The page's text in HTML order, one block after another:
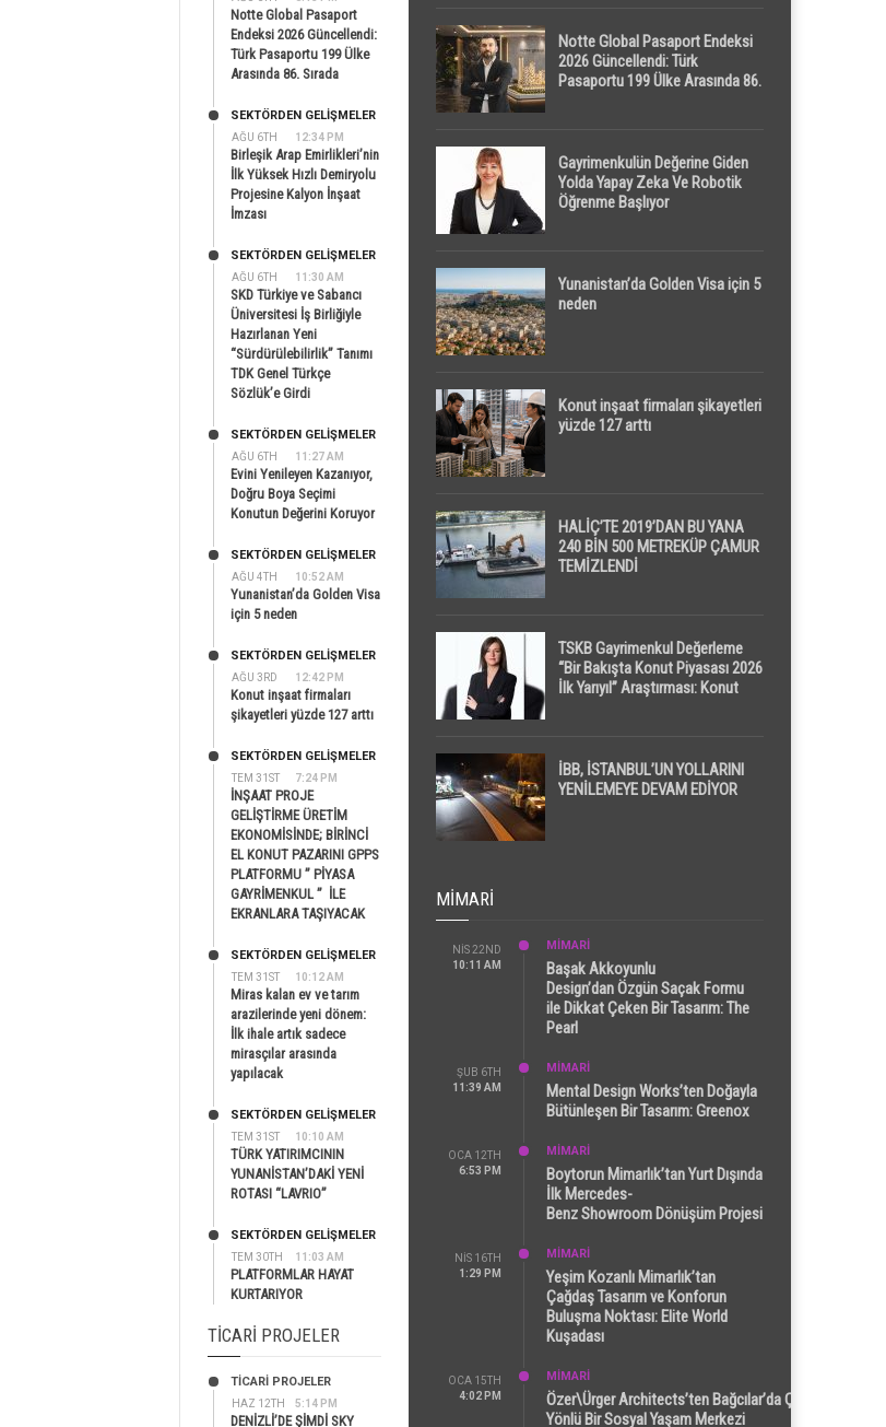
Notte Global Pasaport
Endeksi 2026 Güncellendi:
Türk Pasaportu 199 Ülke
Arasında 86. Sırada
AĞU 6TH 12:34 PM
SEKTÖRDEN GELIŞMELER
Birleşik Arap Emirlikleri’nin
İlk Yüksek Hızlı Demiryolu
Projesine Kalyon İnşaat
İmzası
AĞU 6TH 11:30 AM
SEKTÖRDEN GELIŞMELER
SKD Türkiye ve Sabancı
Üniversitesi İş Birliğiyle
Hazırlanan Yeni
“Sürdürülebilirlik” Tanımı
TDK Genel Türkçe
Sözlük’e Girdi
AĞU 6TH 11:27 AM
SEKTÖRDEN GELIŞMELER
Evini Yenileyen Kazanıyor,
Doğru Boya Seçimi
Konutun Değerini Koruyor
AĞU 4TH 10:52 AM
SEKTÖRDEN GELIŞMELER
Yunanistan’da Golden Visa
için 5 neden
AĞU 3RD 12:42 PM
SEKTÖRDEN GELIŞMELER
Konut inşaat firmaları
şikayetleri yüzde 127 arttı
TEM 31ST 7:24 PM
SEKTÖRDEN GELIŞMELER
İNŞAAT PROJE
GELİŞTİRME ÜRETİM
EKONOMİSİNDE; BİRİNCİ
EL KONUT PAZARINI GPPS
PLATFORMU ” PİYASA
GAYRİMENKUL ” İLE
EKRANLARA TAŞIYACAK
TEM 31ST 10:12 AM
SEKTÖRDEN GELIŞMELER
Miras kalan ev ve tarım
arazilerinde yeni dönem:
İlk ihale artık sadece
mirasçılar arasında
yapılacak
TEM 31ST 10:10 AM
SEKTÖRDEN GELIŞMELER
TÜRK YATIRIMCININ
YUNANİSTAN’DAKİ YENİ
ROTASI “LAVRIO”
TEM 30TH 11:03 AM
SEKTÖRDEN GELIŞMELER
PLATFORMLAR HAYAT
KURTARIYOR
TICARI PROJELER
HAZ 12TH 5:14 PM
TİCARİ PROJELER
DENİZLİ’DE ŞİMDİ SKY
Notte Global Pasaport Endeksi
2026 Güncellendi: Türk
Pasaportu 199 Ülke Arasında 86.
Gayrimenkulün Değerine Giden
Yolda Yapay Zeka Ve Robotik
Öğrenme Başlıyor
Yunanistan’da Golden Visa için 5
neden
Konut inşaat firmaları şikayetleri
yüzde 127 arttı
HALİÇ’TE 2019’DAN BU YANA
240 BİN 500 METREKÜP ÇAMUR
TEMİZLENDİ
TSKB Gayrimenkul Değerleme
“Bir Bakışta Konut Piyasası 2026
İlk Yarıyıl” Araştırması: Konut
Dikkat Çekti
İBB, İSTANBUL’UN YOLLARINI
YENİLEMEYE DEVAM EDİYOR
MIMARI
NIS 22ND
10:11 AM
MİMARİ
Başak Akkoyunlu
Design’dan Özgün Saçak Formu
ile Dikkat Çeken Bir Tasarım: The
Pearl
ŞUB 6TH
11:39 AM
MİMARİ
Mental Design Works’ten Doğayla
Bütünleşen Bir Tasarım: Greenox
OCA 12TH
6:53 PM
MİMARİ
Boytorun Mimarlık’tan Yurt Dışında
İlk Mercedes-
Benz Showroom Dönüşüm Projesi
NIS 16TH
1:29 PM
MİMARİ
Yeşim Kozanlı Mimarlık’tan
Çağdaş Tasarım ve Konforun
Buluşma Noktası: Elite World
Kuşadası
OCA 15TH
4:02 PM
MİMARİ
Özer\Ürger Architects’ten Bağcılar’da Çok
Yönlü Bir Sosyal Yaşam Merkezi